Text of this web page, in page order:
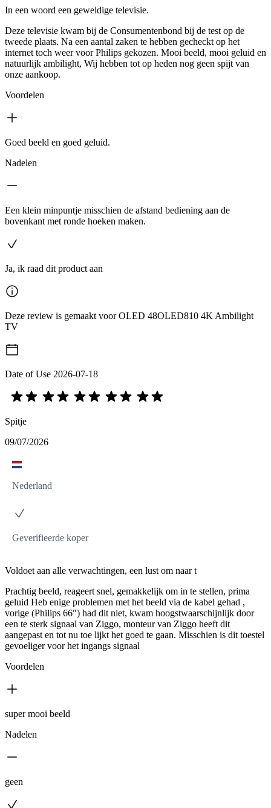
In een woord een geweldige televisie.
Deze televisie kwam bij de Consumentenbond bij de test op de
tweede plaats. Na een aantal zaken te hebben gecheckt op het
internet toch weer voor Philips gekozen. Mooi beeld, mooi geluid en
natuurlijk ambilight, Wij hebben tot op heden nog geen spijt van
onze aankoop.
Voordelen
Goed beeld en goed geluid.
Nadelen
Een klein minpuntje misschien de afstand bediening aan de
bovenkant met ronde hoeken maken.
Ja, ik raad dit product aan
Deze review is gemaakt voor OLED 48OLED810 4K Ambilight
TV
Date of Use 2026-07-18
Spitje
09/07/2026
Nederland
Geverifieerde koper
Voldoet aan alle verwachtingen, een lust om naar t
Prachtig beeld, reageert snel, gemakkelijk om in te stellen, prima
geluid Heb enige problemen met het beeld via de kabel gehad ,
vorige (Philips 66") had dit niet, kwam hoogstwaarschijnlijk door
een te sterk signaal van Ziggo, monteur van Ziggo heeft dit
aangepast en tot nu toe lijkt het goed te gaan. Misschien is dit toestel
gevoeliger voor het ingangs signaal
Voordelen
super mooi beeld
Nadelen
geen